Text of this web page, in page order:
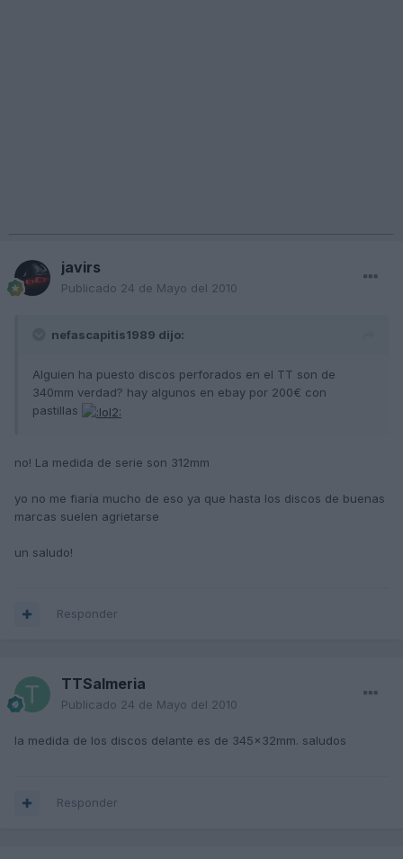
javirs
Publicado 24 de Mayo del 2010
nefascapitis1989 dijo:
Alguien ha puesto discos perforados en el TT son de
340mm verdad? hay algunos en ebay por 200€ con
pastillas
no! La medida de serie son 312mm
yo no me fiaría mucho de eso ya que hasta los discos de buenas
marcas suelen agrietarse
un saludo!
Responder
TTSalmeria
Publicado 24 de Mayo del 2010
la medida de los discos delante es de 345x32mm. saludos
Responder